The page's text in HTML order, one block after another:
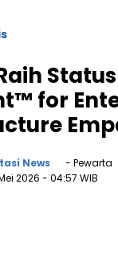
for
News
- Pewarta
2026 - 04:57 WIB